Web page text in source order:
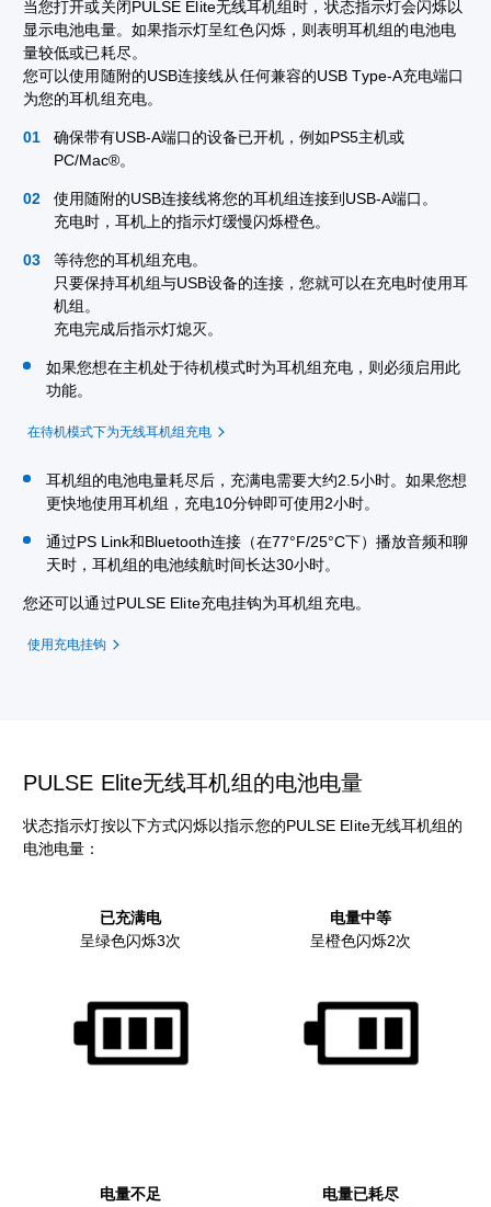
当您打开或关闭PULSE Elite无线耳机组时，状态指示灯会闪烁以
显示电池电量。如果指示灯呈红色闪烁，则表明耳机组的电池电
量较低或已耗尽。
您可以使用随附的USB连接线从任何兼容的USB Type-A充电端口
为您的耳机组充电。
确保带有USB-A端口的设备已开机，例如PS5主机或
PC/Mac®。
使用随附的USB连接线将您的耳机组连接到USB-A端口。
充电时，耳机上的指示灯缓慢闪烁橙色。
等待您的耳机组充电。
只要保持耳机组与USB设备的连接，您就可以在充电时使用耳
机组。
充电完成后指示灯熄灭。
如果您想在主机处于待机模式时为耳机组充电，则必须启用此
功能。
在待机模式下为无线耳机组充电
耳机组的电池电量耗尽后，充满电需要大约2.5小时。如果您想
更快地使用耳机组，充电10分钟即可使用2小时。
通过PS Link和Bluetooth连接（在77°F/25°C下）播放音频和聊
天时，耳机组的电池续航时间长达30小时。
您还可以通过PULSE Elite充电挂钩为耳机组充电。
使用充电挂钩
PULSE Elite无线耳机组的电池电量
状态指示灯按以下方式闪烁以指示您的PULSE Elite无线耳机组的
电池电量：
已充满电
呈绿色闪烁3次
电量不足
电量中等
呈橙色闪烁2次
电量已耗尽